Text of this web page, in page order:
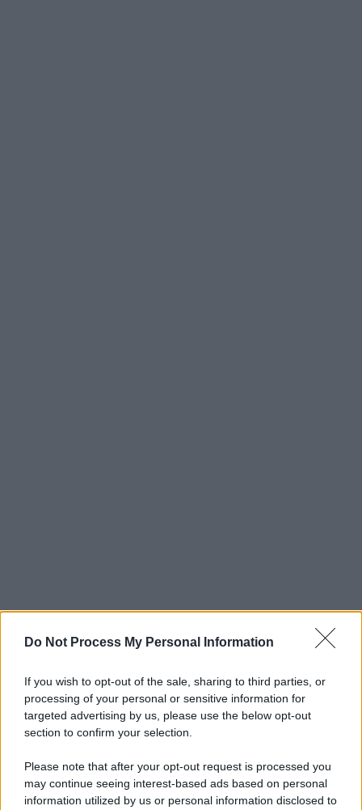
Do Not Process My Personal Information
If you wish to opt-out of the sale, sharing to third parties, or
processing of your personal or sensitive information for
targeted advertising by us, please use the below opt-out
section to confirm your selection.
Please note that after your opt-out request is processed you
may continue seeing interest-based ads based on personal
information utilized by us or personal information disclosed to